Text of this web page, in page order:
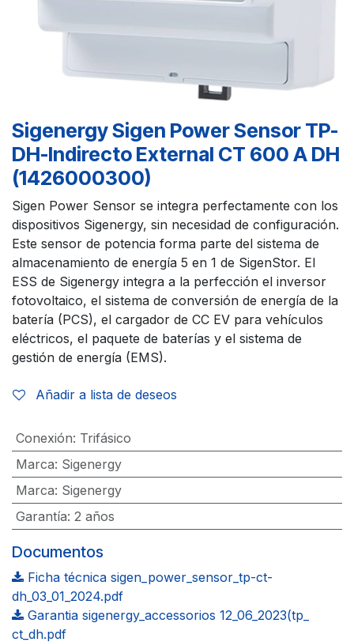
Sigenergy Sigen Power Sensor TP-
DH-Indirecto External CT 600 A DH
(1426000300)
Sigen Power Sensor se integra perfectamente con los
dispositivos Sigenergy, sin necesidad de configuración.
Este sensor de potencia forma parte del sistema de
almacenamiento de energía 5 en 1 de SigenStor. El
ESS de Sigenergy integra a la perfección el inversor
fotovoltaico, el sistema de conversión de energía de la
batería (PCS), el cargador de CC EV para vehículos
eléctricos, el paquete de baterías y el sistema de
gestión de energía (EMS).
Añadir a lista de deseos
Conexión: Trifásico
Marca: Sigenergy
Marca: Sigenergy
Garantía: 2 años
Documentos
Ficha técnica sigen_power_sensor_tp-ct-
dh_03_01_2024.pdf
Garantia sigenergy_accessorios 12_06_2023(tp_
ct_dh.pdf